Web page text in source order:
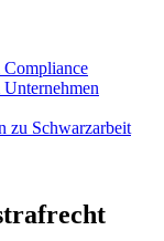
zu Schwarzarbeit